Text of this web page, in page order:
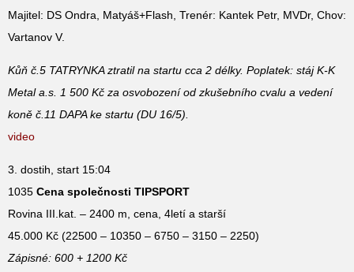
Majitel: DS Ondra, Matyáš+Flash, Trenér: Kantek Petr, MVDr, Chov:
Vartanov V.
Kůň č.5 TATRYNKA ztratil na startu cca 2 délky. Poplatek: stáj K-K
Metal a.s. 1 500 Kč za osvobození od zkušebního cvalu a vedení
koně č.11 DAPA ke startu (DU 16/5).
video
3. dostih, start 15:04
1035 Cena společnosti TIPSPORT
Rovina III.kat. – 2400 m, cena, 4letí a starší
45.000 Kč (22500 – 10350 – 6750 – 3150 – 2250)
Zápisné: 600 + 1200 Kč